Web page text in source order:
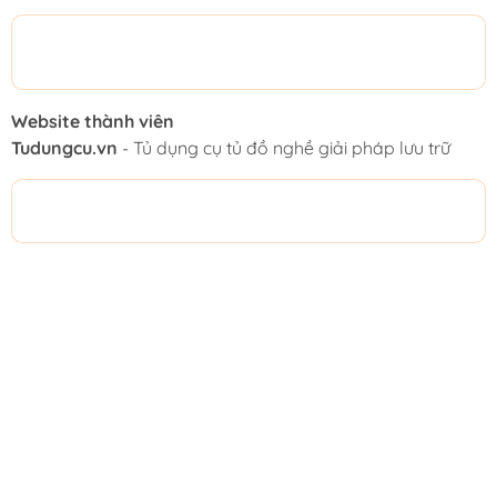
Website thành viên
Tudungcu.vn - Tủ dụng cụ tủ đồ nghề giải pháp lưu trữ